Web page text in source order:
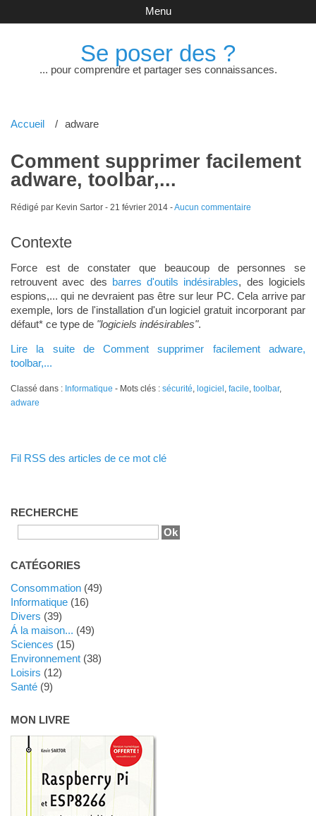
Se poser des ?
... pour comprendre et partager ses connaissances.
Menu
Accueil adware
Comment supprimer facilement
adware, toolbar,...
Rédigé par Kevin Sartor - 21 février 2014-Aucun commentaire
Contexte
Force est de constater que beaucoup de personnes se
retrouvent avec des barres d'outils indésirables, des logiciels
espions,... qui ne devraient pas être sur leur PC. Cela arrive par
exemple, lors de l'installation d'un logiciel gratuit incorporant par
défaut* ce type de "logiciels indésirables".
Lire la suite de Comment supprimer facilement adware,
toolbar,...
Classé dans : Informatique - Mots clés : sécurité logiciel facile toolbar,
adware
Fil RSS des articles de ce mot clé
RECHERCHE
CATÉGORIES
Consommation(49)
Informatique(16)
Divers (39)
Á la maison... (49)
Sciences (15)
Environnement(38)
Loisirs (12)
Santé(9)
MON LIVRE